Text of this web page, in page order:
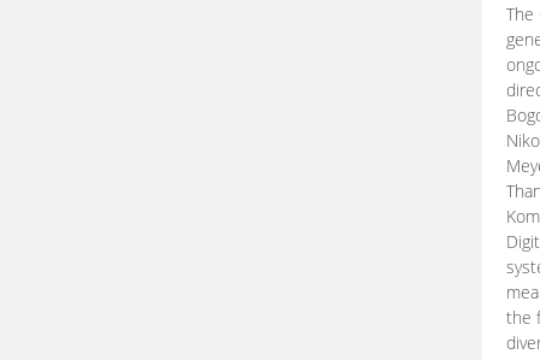
The
the